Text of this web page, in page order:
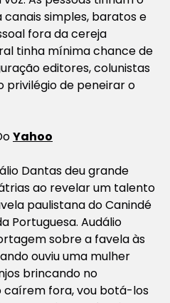
canais simples, baratos e
fora da cereja
tinha mínima chance de
editores, colunistas
de peneirar o
Yahoo
Dantas deu grande
ao revelar um talento
paulistana do Canindé
Portuguesa. Audálio
sobre a favela às
ouviu uma mulher
brincando no
caírem fora, vou botá-los